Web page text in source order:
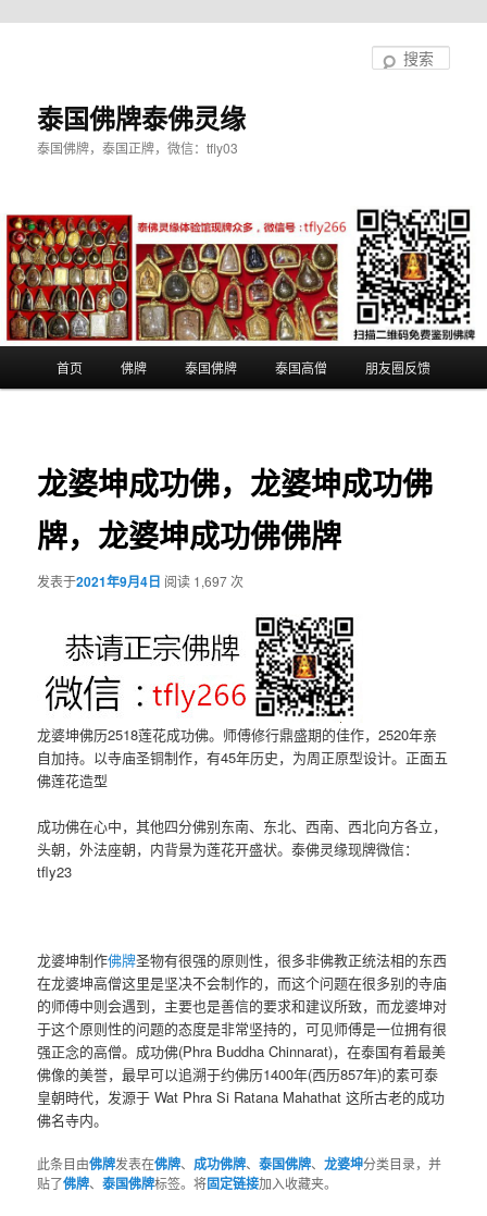
泰国佛牌泰佛灵缘
泰国佛牌，泰国正牌，微信：tfly03
首页 佛牌 泰国佛牌 泰国高僧 朋友圈反馈
龙婆坤成功佛，龙婆坤成功佛
牌，龙婆坤成功佛佛牌
发表于2021年9月4日 阅读 1,697 次
龙婆坤佛历2518莲花成功佛。师傅修行鼎盛期的佳作，2520年亲
自加持。以寺庙圣铜制作，有45年历史，为周正原型设计。正面五
佛莲花造型
成功佛在心中，其他四分佛别东南、东北、西南、西北向方各立，
头朝，外法座朝，内背景为莲花开盛状。泰佛灵缘现牌微信：
tfly23
龙婆坤制作佛牌圣物有很强的原则性，很多非佛教正统法相的东西
在龙婆坤高僧这里是坚决不会制作的，而这个问题在很多别的寺庙
的师傅中则会遇到，主要也是善信的要求和建议所致，而龙婆坤对
于这个原则性的问题的态度是非常坚持的，可见师傅是一位拥有很
强正念的高僧。成功佛(Phra Buddha Chinnarat)，在泰国有着最美
佛像的美誉，最早可以追溯于约佛历1400年(西历857年)的素可泰
皇朝時代，发源于 Wat Phra Si Ratana Mahathat 这所古老的成功
佛名寺内。
此条目由佛牌发表在佛牌、 成功佛牌、泰国佛牌、龙婆坤分类目录，并
贴了佛牌、泰国佛牌标签。将固定链接加入收藏夹。